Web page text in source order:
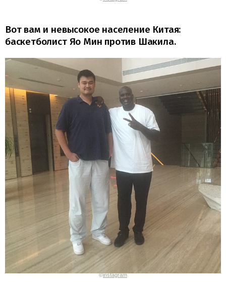
Вот вам и невысокое население Китая:
баскетболист Яо Мин против Шакила.
©instagram